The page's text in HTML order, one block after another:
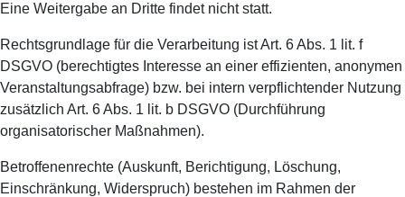
Eine Weitergabe an Dritte findet nicht statt.
Rechtsgrundlage für die Verarbeitung ist Art. 6 Abs. 1 lit. f
DSGVO (berechtigtes Interesse an einer effizienten, anonymen
Veranstaltungsabfrage) bzw. bei intern verpflichtender Nutzung
zusätzlich Art. 6 Abs. 1 lit. b DSGVO (Durchführung
organisatorischer Maßnahmen).
Betroffenenrechte (Auskunft, Berichtigung, Löschung,
Einschränkung, Widerspruch) bestehen im Rahmen der